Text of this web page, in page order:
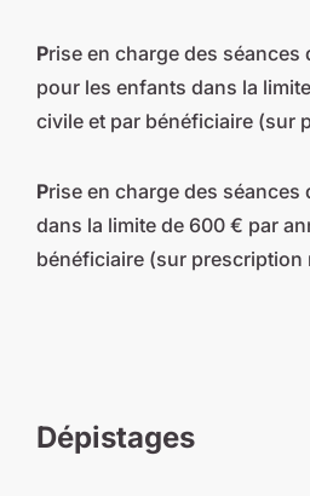
Prise en charge des
pour les enfants dans la
civile et par bénéficiaire (sur
Prise en charge des séances
dans la limite de 600 € par
bénéficiaire (sur prescription
Dépistages